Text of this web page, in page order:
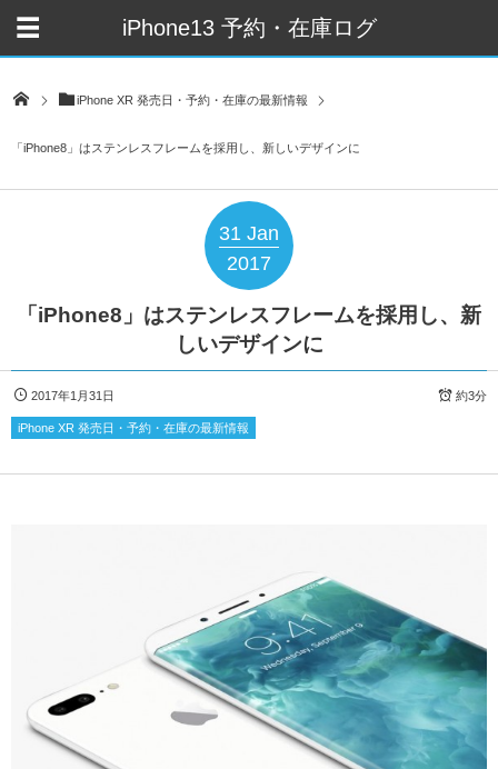
iPhone13 予約・在庫ログ
iPhone XR 発売日・予約・在庫の最新情報
「iPhone8」はステンレスフレームを採用し、新しいデザインに
31 Jan
2017
「iPhone8」はステンレスフレームを採用し、新
しいデザインに
2017年1月31日 約3分
iPhone XR 発売日・予約・在庫の最新情報